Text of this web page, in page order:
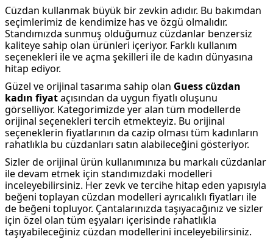
Cüzdan kullanmak büyük bir zevkin adıdır. Bu bakımdan
seçimlerimiz de kendimizehas ve özgü olmalıdır.
Standımızda sunmuş olduğumuz cüzdanlar benzersiz
kaliteye sahip olan ürünleri içeriyor. Farklı kullanım
seçenekleri ile ve açma şekilleri ile de kadın dünyasına
hitap ediyor.
Güzel ve orijinal tasarıma sahip olan Guess cüzdan
kadın fiyataçısından da uygun fiyatlı oluşunu
görselliyor. Kategorimizde yer alan tüm modellerde
orijinal seçenekleri tercih etmekteyiz. Bu orijinal
seçeneklerin fiyatlarının da cazip olması tüm kadınların
rahatlıkla bu cüzdanları satın alabileceğini gösteriyor.
Sizler de orijinal ürün kullanımınıza bu markalı cüzdanlar
ile devam etmek için standımızdaki modelleri
inceleyebilirsiniz. Her zevk ve tercihe hitap eden yapısıyla
beğeni toplayan cüzdan modelleri ayrıcalıklı fiyatları ile
de beğeni topluyor. Çantalarınızda taşıyacağınız ve sizler
için özel olan tüm eşyaları içerisinde rahatlıkla
taşıyabileceğiniz cüzdan modellerini inceleyebilirsiniz.